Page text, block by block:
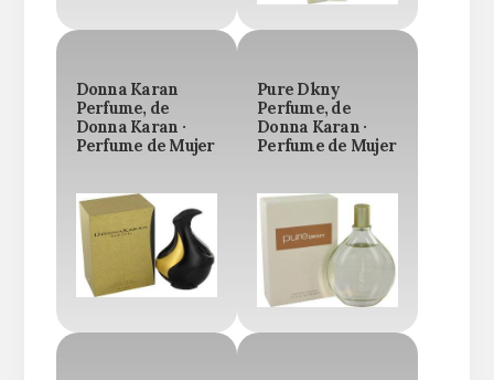
Donna Karan
Perfume, de
Donna Karan ·
Perfume de Mujer
Pure Dkny
Perfume, de
Donna Karan ·
Perfume de Mujer